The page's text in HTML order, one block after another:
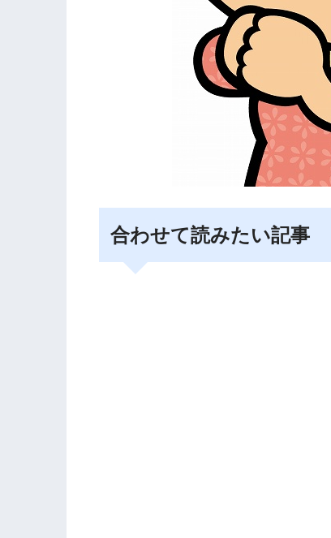
合わせて読みたい記事